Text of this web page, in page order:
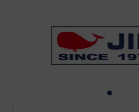
2